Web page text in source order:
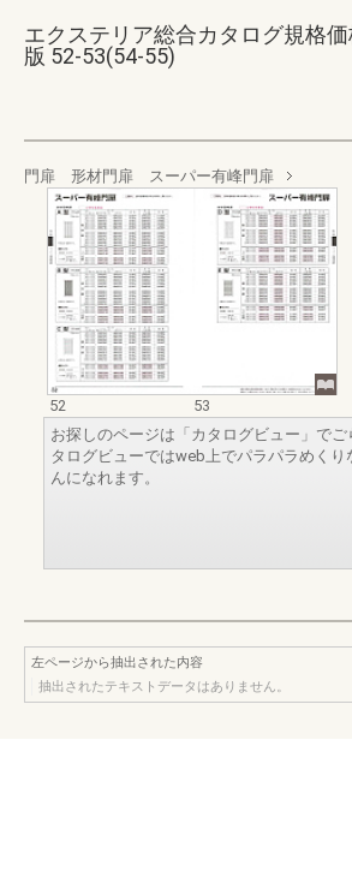
エクステリア総合カタログ規格
版 52-53(54-55)
門扉 形材門扉 スーパー有峰門扉
52
53
お探しのページは「カタログビュー」で
タログビューではweb上でパラパラめくり
んになれます。
左ページから抽出された内容
抽出されたテキストデータはありません。